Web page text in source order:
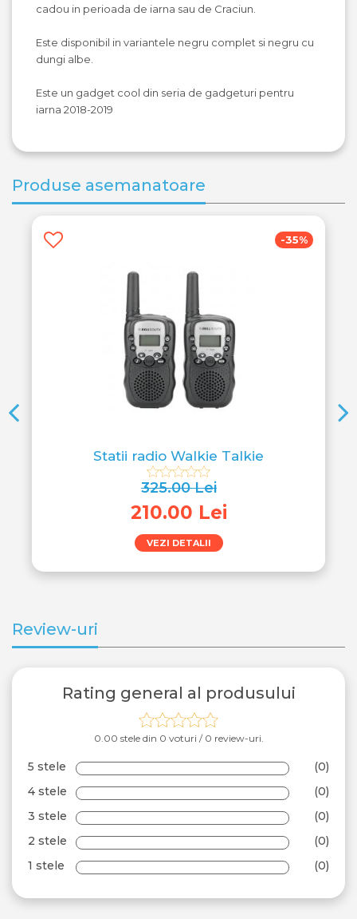
cadou in perioada de iarna sau de Craciun.
Este disponibil in variantele negru complet si negru cu
dungi albe.
Este un gadget cool din seria de gadgeturi pentru
iarna 2018-2019
Produse asemanatoare
-63%
Perna pentru calatorii cu gluga si casti
280.00 Lei
105.00 Lei
VEZI DETALII
Review-uri
Rating general al produsului
0.00 stele din 0 voturi / 0 review-uri.
5 stele
(0)
4 stele
(0)
3 stele
(0)
2 stele
(0)
1 stele
(0)